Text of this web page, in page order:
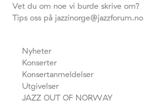
Vet du om noe vi burde skrive om?
Tips oss på jazzinorge@jazzforum.no
Nyheter
Konserter
Konsertanmeldelser
Utgivelser
JAZZ OUT OF NORWAY